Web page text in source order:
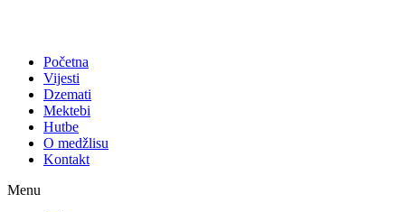
Početna
Vijesti
Dzemati
Mektebi
Hutbe
O medžlisu
Kontakt
Menu